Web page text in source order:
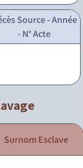
Source - Année
- N° Acte
Surnom Esclave